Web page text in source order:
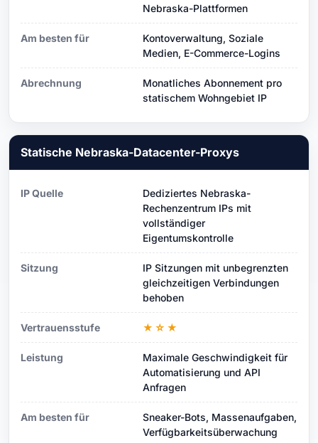
Nebraska-Plattformen
Am besten für
Kontoverwaltung, Soziale
Medien, E-Commerce-Logins
Abrechnung
Monatliches Abonnement pro
statischem Wohngebiet IP
Statische Nebraska-Datacenter-Proxys
IP Quelle
Dediziertes Nebraska-
Rechenzentrum IPs mit
vollständiger
Eigentumskontrolle
Sitzung
IP Sitzungen mit unbegrenzten
gleichzeitigen Verbindungen
behoben
Vertrauensstufe ★☆★
Leistung
Maximale Geschwindigkeit für
Automatisierung und API
Anfragen
Am besten für
Sneaker-Bots, Massenaufgaben,
Verfügbarkeitsüberwachung